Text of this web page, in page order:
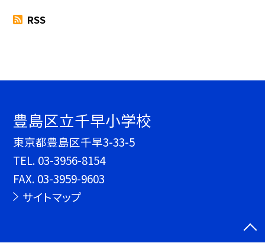
RSS
豊島区立千早小学校
東京都豊島区千早3-33-5
TEL. 03-3956-8154
FAX. 03-3959-9603
サイトマップ